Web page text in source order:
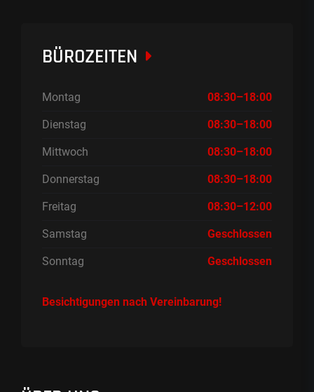
BÜROZEITEN
Montag 08:30–18:00
Dienstag 08:30–18:00
Mittwoch 08:30–18:00
Donnerstag 08:30–18:00
Freitag 08:30–12:00
Samstag Geschlossen
Sonntag Geschlossen
Besichtigungen nach Vereinbarung!